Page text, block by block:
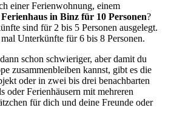
einer Ferienwohnung, einem
Ferienhaus in Binz für 10 Personen?
sind für 2 bis 5 Personen ausgelegt.
Unterkünfte für 6 bis 8 Personen.
schon schwieriger, aber damit du
zusammenbleiben kannst, gibt es die
oder in zwei bis drei benachbarten
oder Ferienhäusern mit mehreren
für dich und deine Freunde oder